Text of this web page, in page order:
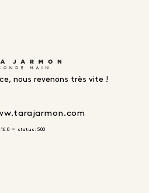
nous revenons très vite !
- status: 500